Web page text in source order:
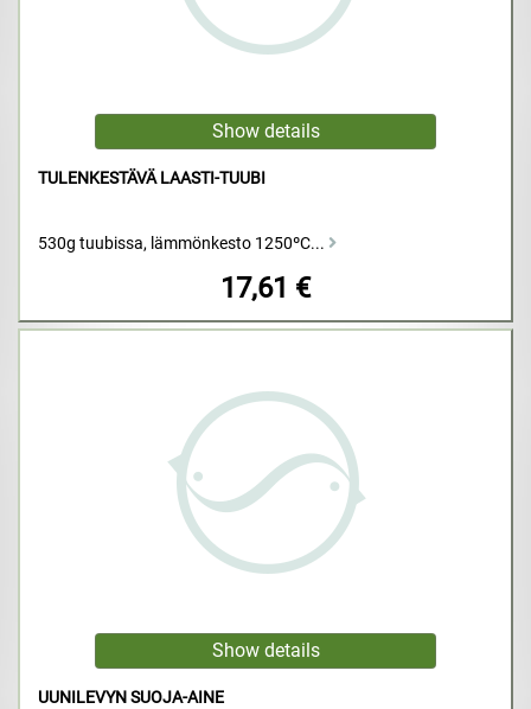
TULENKESTÄVÄ LAASTI-TUUBI
530g tuubissa, lämmönkesto 1250ºC...
17,61 €
UUNILEVYN SUOJA-AINE